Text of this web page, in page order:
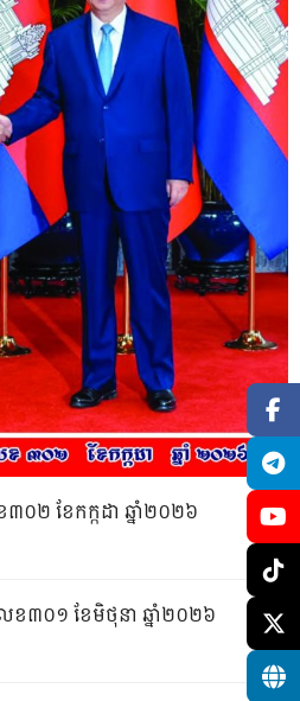
៣០២ ខែកក្កដា ឆ្នាំ២០២៦
េខ៣០១ ខែមិថុនា ឆ្នាំ២០២៦